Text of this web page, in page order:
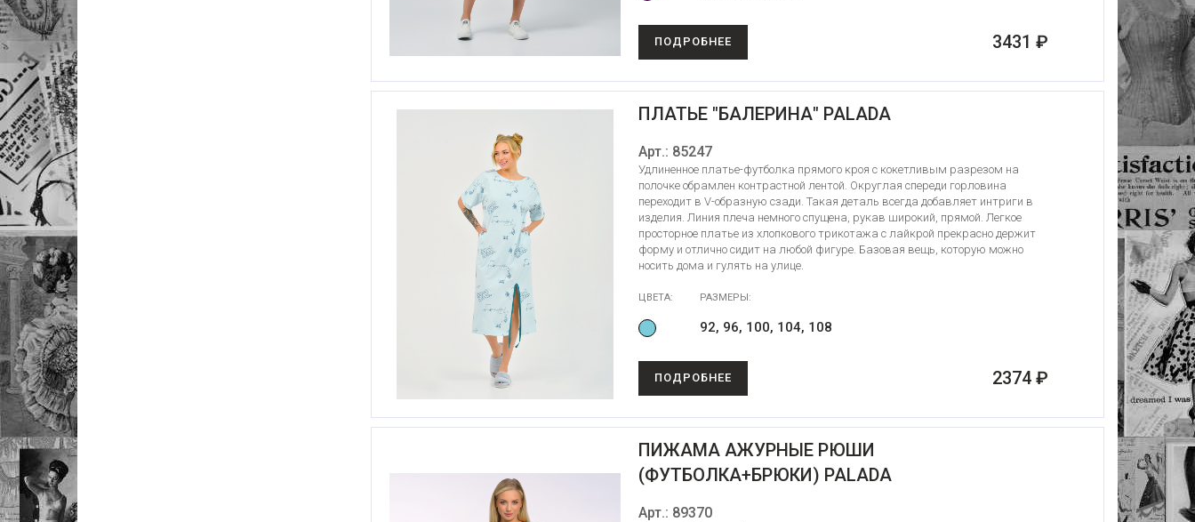
ПОДРОБНЕЕ 3431 ₽
ПЛАТЬЕ "БАЛЕРИНА" PALADA
Арт.: 85247
Удлиненное платье-футболка прямого кроя с кокетливым разрезом на
полочке обрамлен контрастной лентой. Округлая спереди горловина
переходит в V-образную сзади. Такая деталь всегда добавляет интриги в
изделия. Линия плеча немного спущена, рукав широкий, прямой. Легкое
просторное платье из хлопкового трикотажа с лайкрой прекрасно держит
форму и отлично сидит на любой фигуре. Базовая вещь, которую можно
носить дома и гулять на улице.
ЦВЕТА: РАЗМЕРЫ:
92, 96, 100, 104, 108
ПОДРОБНЕЕ 2374 ₽
ПИЖАМА АЖУРНЫЕ РЮШИ
(ФУТБОЛКА+БРЮКИ) PALADA
Арт.: 89370